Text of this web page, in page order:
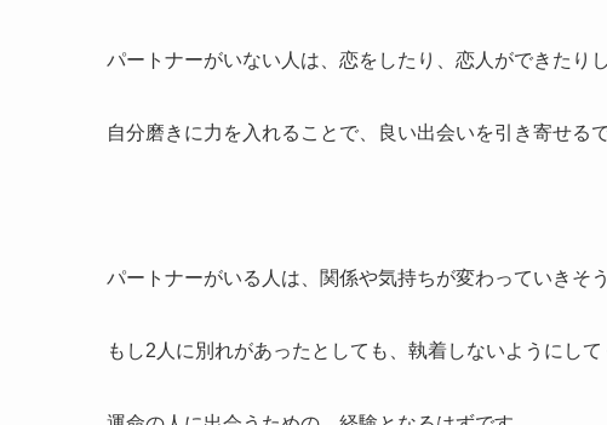
パートナーがいない人は、恋をしたり、恋人ができたり
自分磨きに力を入れることで、良い出会いを引き寄せるで
パートナーがいる人は、関係や気持ちが変わっていきそう
もし2人に別れがあったとしても、執着しないようにして